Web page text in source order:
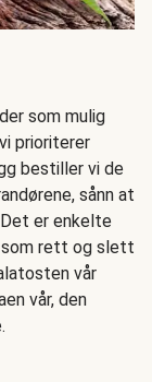
som mulig
prioriterer
bestiller vi de
sånn at
er enkelte
som rett og slett
vår
vår, den